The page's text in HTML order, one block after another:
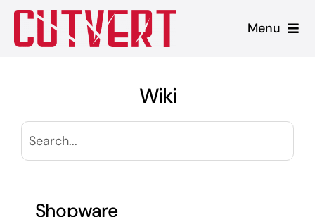
Zum
Inhalt
Menu
Wiki
Shopware